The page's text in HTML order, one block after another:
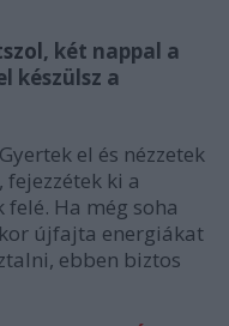
, két nappal a
készülsz a
el és nézzetek
ki a
Ha még soha
újfajta energiákat
ebben biztos